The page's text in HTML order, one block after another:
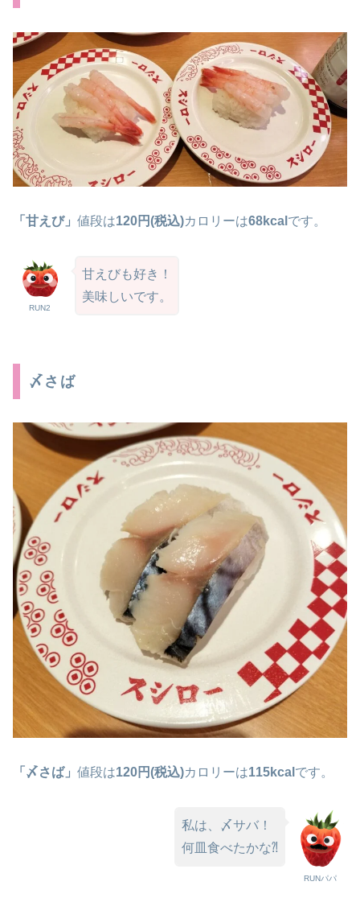
「甘えび」 値段は120円(税込)カロリーは68kcal です。
RUN2
甘えびも好き！
美味しいです。
〆さば
「〆さば」 値段は120円(税込)カロリーは115kcal です。
RUNパパ
私は、〆サバ！
何皿食べたかな⁈